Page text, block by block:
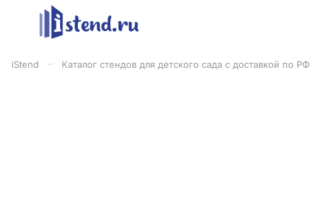
iStend Каталог стендов для детского сада с доставкой по РФ